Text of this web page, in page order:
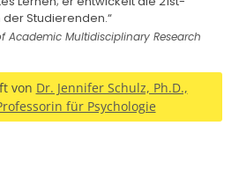
Studierenden.“
Multidisciplinary Research
von Dr. Jennifer Schulz, Ph.D.,
für Psychologie